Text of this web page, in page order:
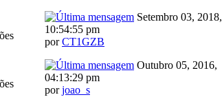
Setembro 03, 2018,
10:54:55 pm
porCT1GZB
Outubro 05, 2016,
04:13:29 pm
porjoao_s